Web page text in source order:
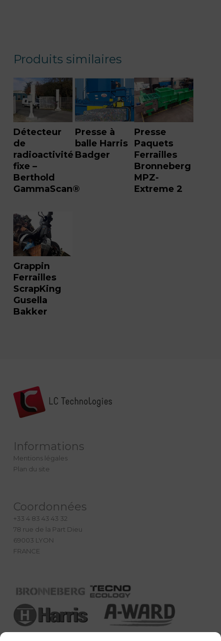
Produits similaires
Détecteur
de
radioactivité
fixe –
Berthold
GammaScan®
Presse à
balle Harris
Badger
Presse
Paquets
Ferrailles
Bronneberg
MPZ-
Extreme 2
Grappin
Ferrailles
ScrapKing
Gusella
Bakker
Informations
Mentions légales
Plan du site
Coordonnées
+33 4 83 43 43 32
78 rue de la Part Dieu
69003 LYON
FRANCE